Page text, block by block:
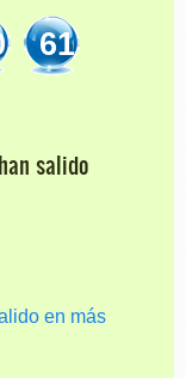
61
salido
en más